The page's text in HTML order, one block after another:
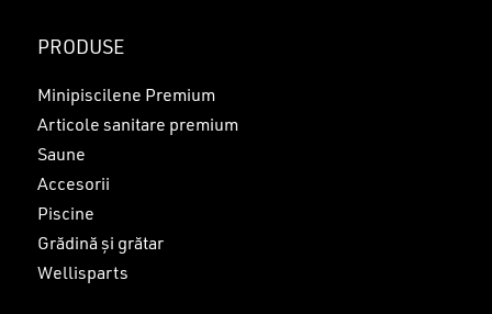
PRODUSE
Minipiscilene Premium
Articole sanitare premium
Saune
Accesorii
Piscine
Grădină și grătar
Wellisparts